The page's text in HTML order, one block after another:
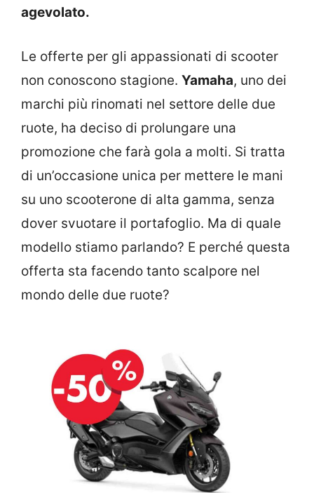
agevolato.
Le offerte per gli appassionati di scooter
non conoscono stagione. Yamaha, uno dei
marchi più rinomati nel settore delle due
ruote, ha deciso di prolungare una
promozione che farà gola a molti. Si tratta
di un’occasione unica per mettere le mani
su uno scooterone di alta gamma, senza
dover svuotare il portafoglio. Ma di quale
modello stiamo parlando? E perché questa
offerta sta facendo tanto scalpore nel
mondo delle due ruote?